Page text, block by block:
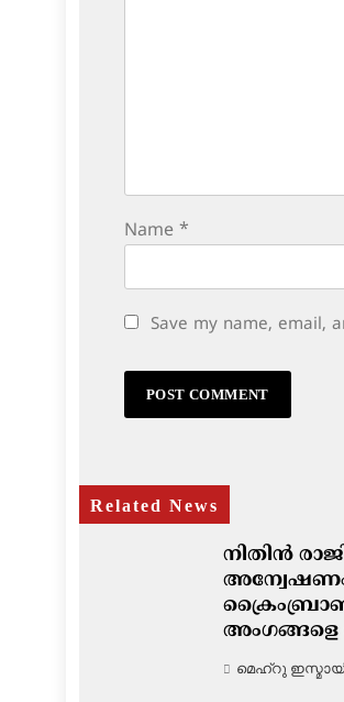
Name *
Save my name, email,
Related News
നിതിൻ
അംഗങ്ങളെ
മെഹ്റു